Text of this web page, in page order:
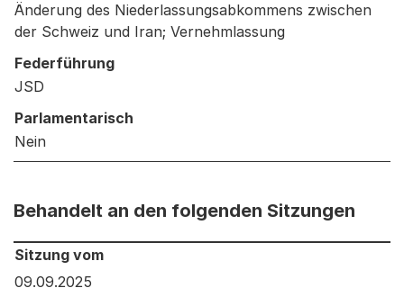
Änderung des Niederlassungsabkommens zwischen
der Schweiz und Iran; Vernehmlassung
Federführung
JSD
Parlamentarisch
Nein
Behandelt an den folgenden Sitzungen
Behandelt an den folgenden Sitzungen: Informationen
Sitzung vom
09.09.2025